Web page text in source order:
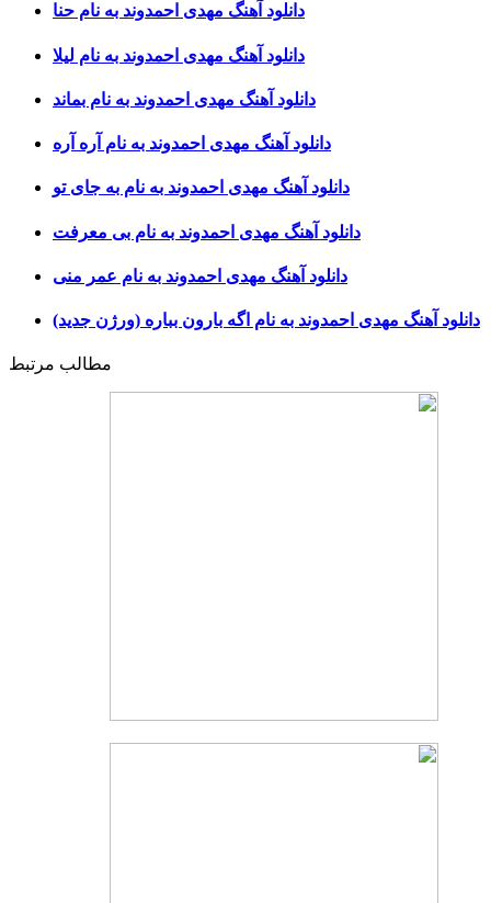
دانلود آهنگ مهدی احمدوند به نام حنا
دانلود آهنگ مهدی احمدوند به نام لیلا
دانلود آهنگ مهدی احمدوند به نام بماند
دانلود آهنگ مهدی احمدوند به نام آره آره
دانلود آهنگ مهدی احمدوند به نام به جای تو
دانلود آهنگ مهدی احمدوند به نام بی معرفت
دانلود آهنگ مهدی احمدوند به نام عمر منی
دانلود آهنگ مهدی احمدوند به نام اگه بارون بباره (ورژن جدید)
مطالب مرتبط